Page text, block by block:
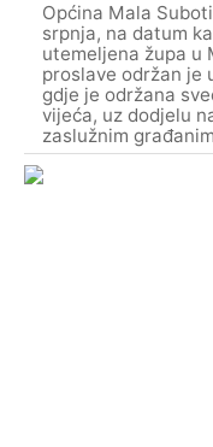
Općina Mala
srpnja, na datum
utemeljena župa u
proslave održan je
gdje je održana
vijeća, uz dodjelu
zaslužnim